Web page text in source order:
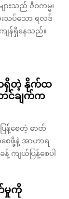
းသည် ဇီဝကမ္မ၊
သပ်သော ရလဒ်
ကျန်ရှိနေသည်။
ရှိတဲ့ နိုက်ထ
င်ချက်က
န့်စေတဲ့ ဓာတ်
ေဖို့နဲ့ အာဟာရ
ကျယ်ပြန့်စေပါ
မှုကို